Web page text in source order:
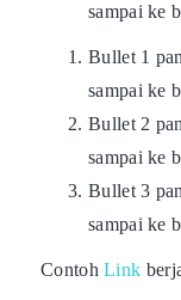
sampai ke
Bullet 1
sampai ke
Bullet 2
sampai ke
Bullet 3
sampai ke
ContohLink